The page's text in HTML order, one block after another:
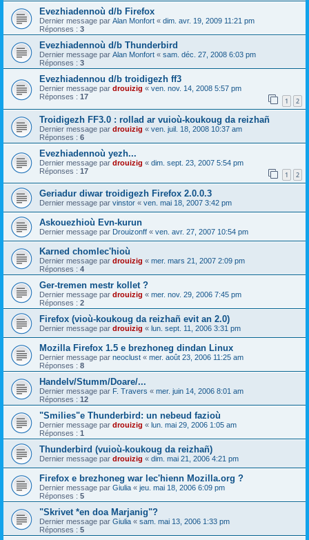
Evezhiadennoù d/b Firefox
Dernier message par Alan Monfort « dim. avr. 19, 2009 11:21 pm
Réponses : 3
Evezhiadennoù d/b Thunderbird
Dernier message par Alan Monfort « sam. déc. 27, 2008 6:03 pm
Réponses : 3
Evezhiadennou d/b troidigezh ff3
Dernier message par drouizig « ven. nov. 14, 2008 5:57 pm
Réponses : 17 1 2
Troidigezh FF3.0 : rollad ar vuioù-koukoug da reizhañ
Dernier message par drouizig « ven. juil. 18, 2008 10:37 am
Réponses : 6
Evezhiadennoù yezh...
Dernier message par drouizig « dim. sept. 23, 2007 5:54 pm
Réponses : 17 1 2
Geriadur diwar troidigezh Firefox 2.0.0.3
Dernier message par vinstor « ven. mai 18, 2007 3:42 pm
Askouezhioù Evn-kurun
Dernier message par Drouizonff « ven. avr. 27, 2007 10:54 pm
Karned chomlec'hioù
Dernier message par drouizig « mer. mars 21, 2007 2:09 pm
Réponses : 4
Ger-tremen mestr kollet ?
Dernier message par drouizig « mer. nov. 29, 2006 7:45 pm
Réponses : 2
Firefox (vioù-koukoug da reizhañ evit an 2.0)
Dernier message par drouizig « lun. sept. 11, 2006 3:31 pm
Mozilla Firefox 1.5 e brezhoneg dindan Linux
Dernier message par neoclust « mer. août 23, 2006 11:25 am
Réponses : 8
Handelv/Stumm/Doare/...
Dernier message par F. Travers « mer. juin 14, 2006 8:01 am
Réponses : 12
"Smilies"e Thunderbird: un nebeud fazioù
Dernier message par drouizig « lun. mai 29, 2006 1:05 am
Réponses : 1
Thunderbird (vuioù-koukoug da reizhañ)
Dernier message par drouizig « dim. mai 21, 2006 4:21 pm
Firefox e brezhoneg war lec'hienn Mozilla.org ?
Dernier message par Giulia « jeu. mai 18, 2006 6:09 pm
Réponses : 5
"Skrivet *en doa Marjanig"?
Dernier message par Giulia « sam. mai 13, 2006 1:33 pm
Réponses : 5